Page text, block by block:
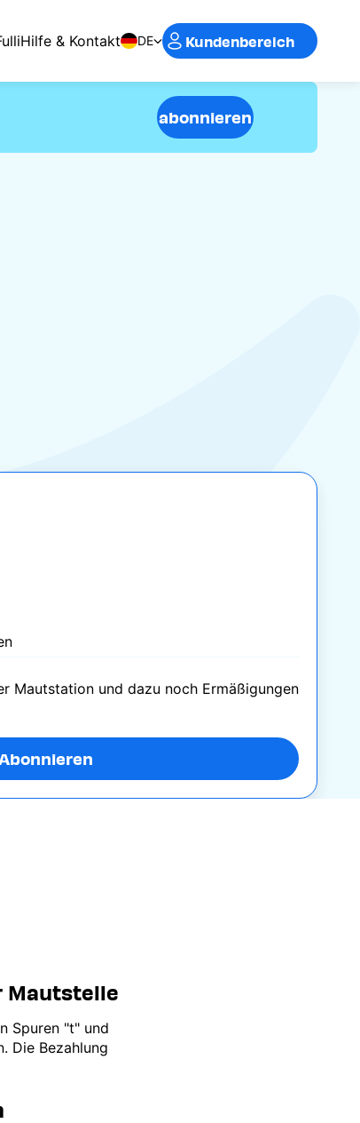
Hilfe & Kontakt DE Kundenbereich
abonnieren
Mautstation und dazu noch Ermäßigungen
Mautstelle
Spuren "t" und
Die Bezahlung